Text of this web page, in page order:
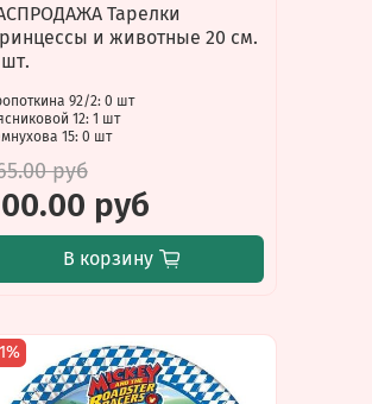
Тарелки
и животные 20 см.
92/2: 0 шт
12: 1 шт
15: 0 шт
руб
руб
В корзину